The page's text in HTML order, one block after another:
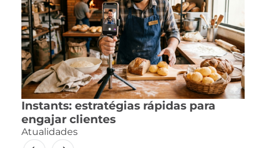
Instants: estratégias rápidas para
engajar clientes
Atualidades